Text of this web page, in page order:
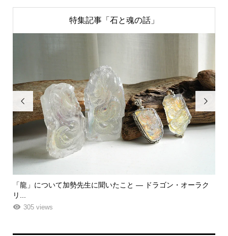
特集記事「石と魂の話」

ーラク
「飾る」から「使う」へ。鉱物と植物が織りなす贅沢なフラ
263 views
